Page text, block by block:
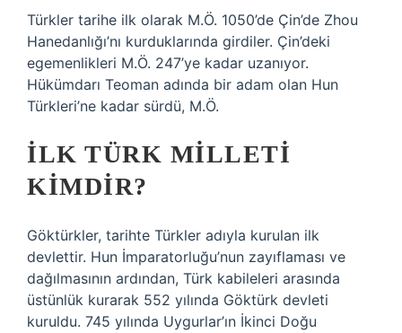
Türkler tarihe ilk olarak M.Ö. 1050’de Çin’de Zhou
Hanedanlığı’nı kurduklarında girdiler. Çin’deki
egemenlikleri M.Ö. 247’ye kadar uzanıyor.
Hükümdarı Teoman adında bir adam olan Hun
Türkleri’ne kadar sürdü, M.Ö.
İLK TÜRK MILLETI
KIMDIR?
Göktürkler, tarihte Türkler adıyla kurulan ilk
devlettir. Hun İmparatorluğu’nun zayıflaması ve
dağılmasının ardından, Türk kabileleri arasında
üstünlük kurarak 552 yılında Göktürk devleti
kuruldu. 745 yılında Uygurlar’ın İkinci Doğu